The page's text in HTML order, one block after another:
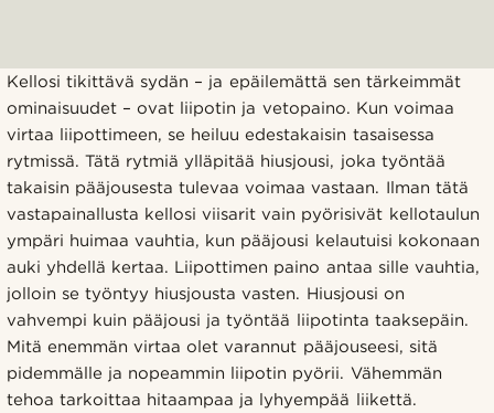
Kellosi tikittävä sydän – ja epäilemättä sen tärkeimmät
ominaisuudet – ovat liipotin ja vetopaino. Kun voimaa
virtaa liipottimeen, se heiluu edestakaisin tasaisessa
rytmissä. Tätä rytmiä ylläpitää hiusjousi, joka työntää
takaisin pääjousesta tulevaa voimaa vastaan. Ilman tätä
vastapainallusta kellosi viisarit vain pyörisivät kellotaulun
ympäri huimaa vauhtia, kun pääjousi kelautuisi kokonaan
auki yhdellä kertaa. Liipottimen paino antaa sille vauhtia,
jolloin se työntyy hiusjousta vasten. Hiusjousi on
vahvempi kuin pääjousi ja työntää liipotinta taaksepäin.
Mitä enemmän virtaa olet varannut pääjouseesi, sitä
pidemmälle ja nopeammin liipotin pyörii. Vähemmän
tehoa tarkoittaa hitaampaa ja lyhyempää liikettä.